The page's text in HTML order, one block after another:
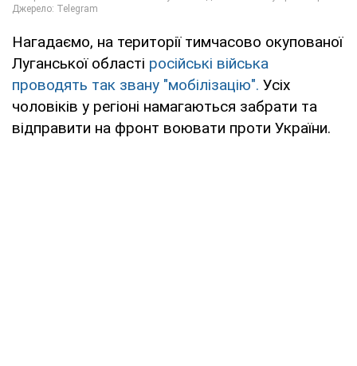
Нагадаємо, на території тимчасово окупованої
Луганської області російські війська
проводять так звану "мобілізацію". Усіх
чоловіків у регіоні намагаються забрати та
відправити на фронт воювати проти України.